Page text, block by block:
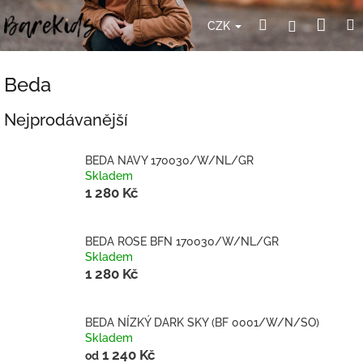
Přejít
na
obsah
CZK HledatPřihlášení
Beda
Nejprodávanější
BEDA NAVY 170030/W/NL/GR
Skladem
1 280 Kč
BEDA ROSE BFN 170030/W/NL/GR
Skladem
1 280 Kč
BEDA NÍZKÝ DARK SKY (BF 0001/W/N/SO)
Skladem
od 1 240 Kč